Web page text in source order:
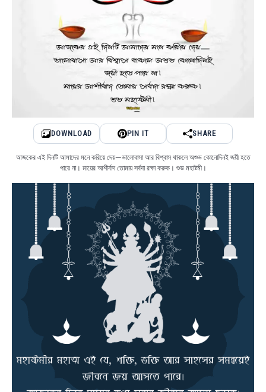
DOWNLOAD PIN IT SHARE
আজকের এই দিনটি আমাদের মনে করিয়ে দেয়—ভালোবাসা আর বিশ্বাস থাকলে অশুভ কোনোদিনই জয়ী হতে
পারে না। মায়ের আশীর্বাদ তোমায় সর্বদা রক্ষা করুক। শুভ মহাষ্টমী।